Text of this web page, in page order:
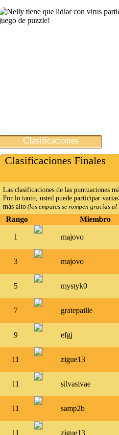
Clasificaciones
Clasificaciones Finales
Las clasificaciones de las puntuaciones
Por lo tanto, usted puede participar
más alto (los empates se rompen gracias
Rango Miembro
1 majovo
3 majovo
5 mystyk0
7 gratepaille
9 efgj
11 zigue13
11 silvasivae
11 samp2b
11 zigue13